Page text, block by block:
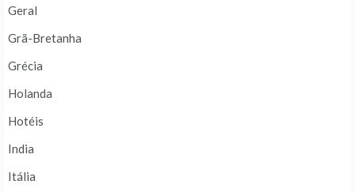
Geral
Grã-Bretanha
Grécia
Holanda
Hotéis
India
Itália